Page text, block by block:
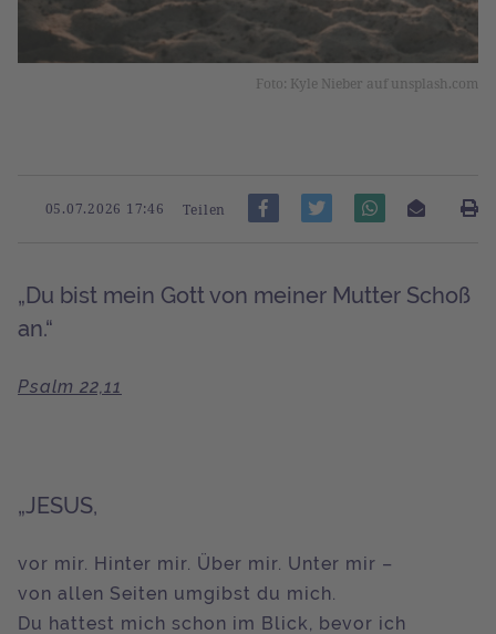
Foto: Kyle Nieber auf unsplash.com
05.07.2026 17:46 Teilen
„Du bist mein Gott von meiner Mutter Schoß
an.“
Psalm 22,11
„JESUS,
vor mir. Hinter mir. Über mir. Unter mir –
von allen Seiten umgibst du mich.
Du hattest mich schon im Blick, bevor ich